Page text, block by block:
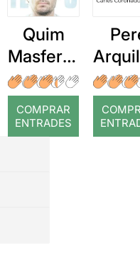
Quim
Masferre
r: Temps
COMPRAR
ENTRADES
: